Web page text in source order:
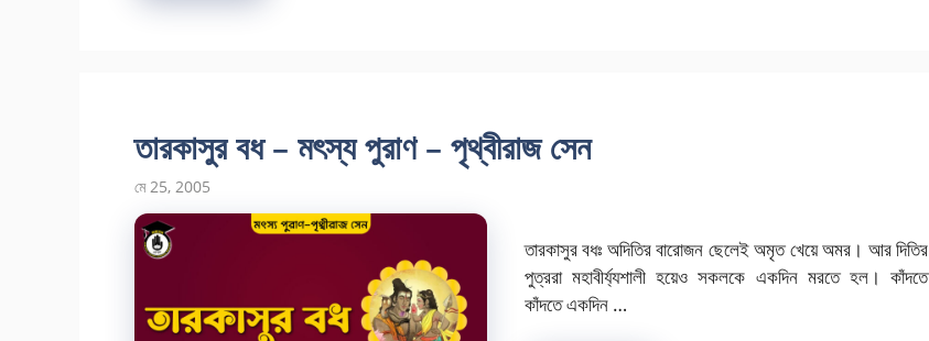
তারকাসুর বধ – মৎস্য পুরাণ – পৃথ্বীরাজ সেন
মে 25, 2005
তারকাসুর বধঃ অদিতির বারোজন ছেলেই অমৃত খেয়ে অমর। আর দিতির
পুত্ররা মহাবীৰ্য্যশালী হয়েও সকলকে একদিন মরতে হল। কাঁদতে
কাঁদতে একদিন …